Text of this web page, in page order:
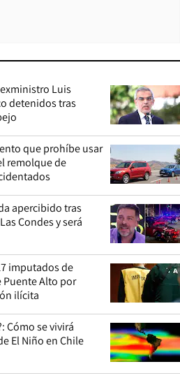
Luis
detenidos tras
que prohíbe usar
remolque de
apercibido tras
Condes y será
imputados de
Alto por
ilícita
Cómo se vivirá
El Niño en Chile